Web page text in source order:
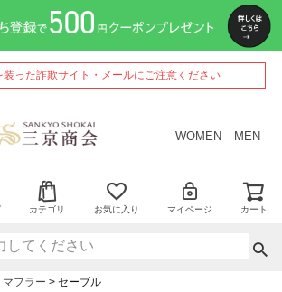
った詐欺サイト・メールにご注意ください
WOMEN MEN
カテゴリ お気に入り マイページ カート
マフラー セーブル